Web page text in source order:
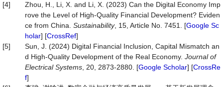
[4]
Zhou, H., Li, X. and Li, X. (2023) Can the Digital Economy Imp
rove the Level of High-Quality Financial Development? Eviden
ce from China. Sustainability, 15, Article No. 7451. [Google Sc
holar] [CrossRef]
[5]
Sun, J. (2024) Digital Financial Inclusion, Capital Mismatch an
d High-Quality Development of the Real Economy. Journal of
Electrical Systems , 20, 2873-2880. [Google Scholar] [CrossRe
f]